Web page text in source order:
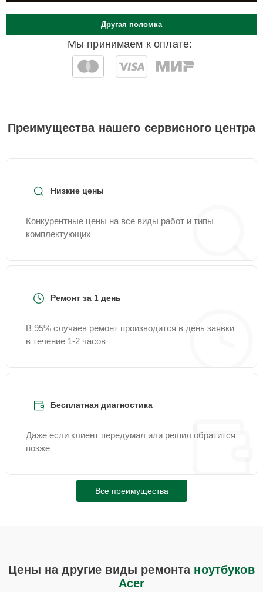
Мы принимаем к оплате:
Другая поломка
Преимущества нашего сервисного центра
Низкие цены
Конкурентные цены на все виды работ и типы
комплектующих
Ремонт за 1 день
В 95% случаев ремонт производится в день заявки
в течение 1-2 часов
Бесплатная диагностика
Даже если клиент передумал или решил обратится
позже
Все преимущества
Цены на другие виды ремонта ноутбуков
Acer